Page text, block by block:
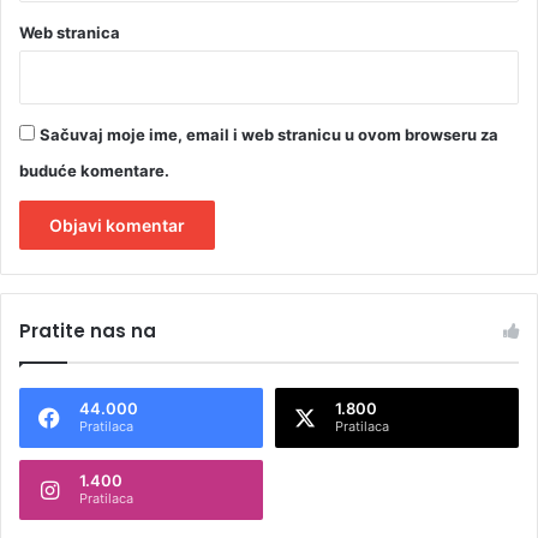
Web stranica
Sačuvaj moje ime, email i web stranicu u ovom browseru za
buduće komentare.
t
n
t
Pratite nas na
44.000
Pratilaca
1.800
Pratilaca
1.400
Pratilaca